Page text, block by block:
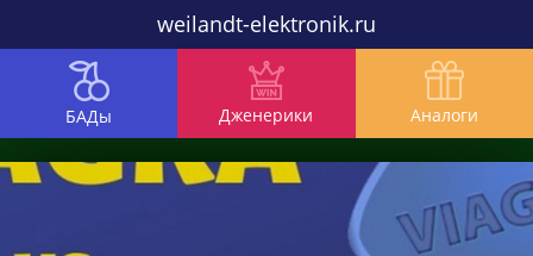
weilandt-elektronik.ru
БАДы Дженерики Аналоги